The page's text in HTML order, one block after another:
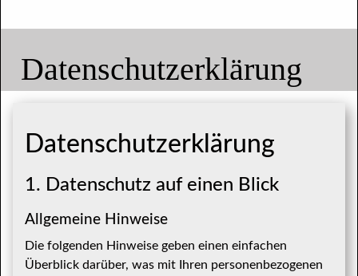
Datenschutzerklärung
Datenschutz­erklärung
1. Datenschutz auf einen Blick
Allgemeine Hinweise
Die folgenden Hinweise geben einen einfachen
Überblick darüber, was mit Ihren personenbezogenen